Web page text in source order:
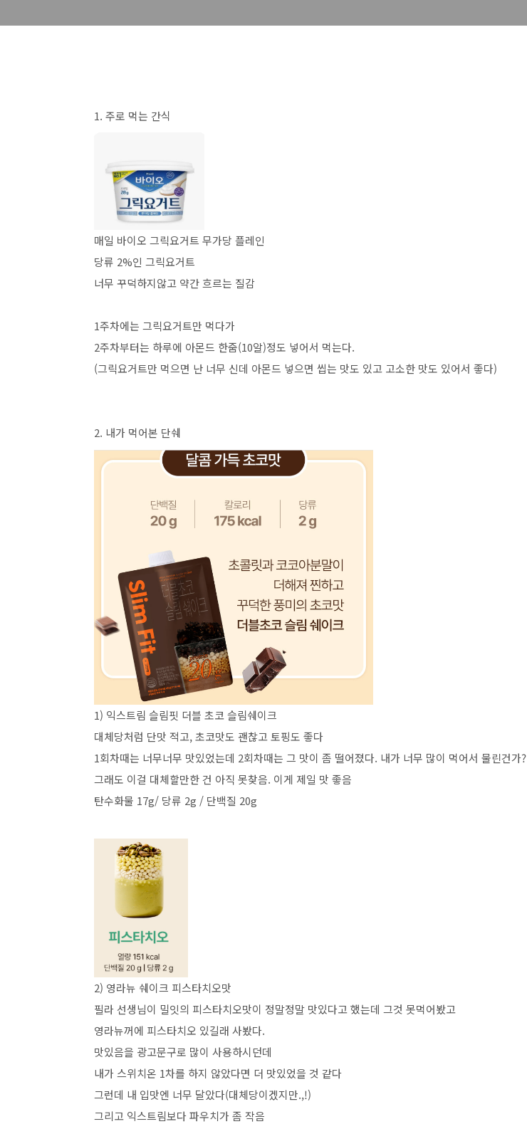
1. 주로 먹는 간식
매일 바이오 그릭요거트 무가당 플레인
당류 2%인 그릭요거트
너무 꾸덕하지않고 약간 흐르는 질감
1주차에는 그릭요거트만 먹다가
2주차부터는 하루에 아몬드 한줌(10알)정도 넣어서 먹는다.
(그릭요거트만 먹으면 난 너무 신데 아몬드 넣으면 씹는 맛도 있고 고소한 맛도 있어서 좋다)
2. 내가 먹어본 단쉐
1) 익스트림 슬림핏 더블 초코 슬림쉐이크
대체당처럼 단맛 적고, 초코맛도 괜찮고 토핑도 좋다
1회차때는 너무너무 맛있었는데 2회차때는 그 맛이 좀 떨어졌다. 내가 너무 많이 먹어서 물린건가?
그래도 이걸 대체할만한 건 아직 못찾음. 이게 제일 맛 좋음
탄수화물 17g/ 당류 2g / 단백질 20g
2) 영라뉴 쉐이크 피스타치오맛
필라 선생님이 밀잇의 피스타치오맛이 정말정말 맛있다고 했는데 그것 못먹어봤고
영라뉴꺼에 피스타치오 있길래 사봤다.
맛있음을 광고문구로 많이 사용하시던데
내가 스위치온 1차를 하지 않았다면 더 맛있었을 것 같다
그런데 내 입맛엔 너무 달았다(대체당이겠지만.,!)
그리고 익스트림보다 파우치가 좀 작음